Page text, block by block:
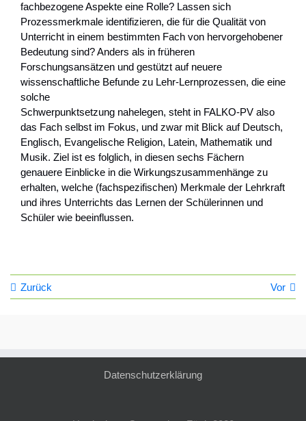
fachbezogene Aspekte eine Rolle? Lassen sich
Prozessmerkmale identifizieren, die für die Qualität von
Unterricht in einem bestimmten Fach von hervorgehobener
Bedeutung sind? Anders als in früheren
Forschungsansätzen und gestützt auf neuere
wissenschaftliche Befunde zu Lehr-Lernprozessen, die eine
solche
Schwerpunktsetzung nahelegen, steht in FALKO-PV also
das Fach selbst im Fokus, und zwar mit Blick auf Deutsch,
Englisch, Evangelische Religion, Latein, Mathematik und
Musik. Ziel ist es folglich, in diesen sechs Fächern
genauere Einblicke in die Wirkungszusammenhänge zu
erhalten, welche (fachspezifischen) Merkmale der Lehrkraft
und ihres Unterrichts das Lernen der Schülerinnen und
Schüler wie beeinflussen.
Zurück Vor
Datenschutzerklärung